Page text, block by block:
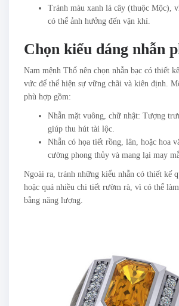
Tránh màu xanh lá cây (thuộc Mộc),
có thể ảnh hưởng đến vận khí.
Chọn kiểu dáng nhẫn
Nam mệnh Thổ nên chọn nhẫn bạc có thiết
vức để thể hiện sự vững chãi và kiên định.
phù hợp gồm:
Nhẫn mặt vuông, chữ nhật: Tượng
giúp thu hút tài lộc.
Nhẫn có họa tiết rồng, lân, hoặc hoa
cường phong thủy và mang lại may
Ngoài ra, tránh những kiểu nhẫn có thiết kế
hoặc quá nhiều chi tiết rườm rà, vì có thể
bằng năng lượng.